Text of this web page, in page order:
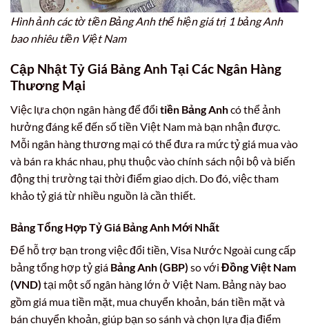
Hình ảnh các tờ tiền Bảng Anh thể hiện giá trị 1 bảng Anh
bao nhiêu tiền Việt Nam
Cập Nhật Tỷ Giá Bảng Anh Tại Các Ngân Hàng
Thương Mại
Việc lựa chọn ngân hàng để đổi tiền Bảng Anhcó thể ảnh
hưởng đáng kể đến số tiền Việt Nam mà bạn nhận được.
Mỗi ngân hàng thương mại có thể đưa ra mức tỷ giá mua vào
và bán ra khác nhau, phụ thuộc vào chính sách nội bộ và biến
động thị trường tại thời điểm giao dịch. Do đó, việc tham
khảo tỷ giá từ nhiều nguồn là cần thiết.
Bảng Tổng Hợp Tỷ Giá Bảng Anh Mới Nhất
Để hỗ trợ bạn trong việc đổi tiền, Visa Nước Ngoài cung cấp
bảng tổng hợp tỷ giá Bảng Anh (GBP) so với Đồng Việt Nam
(VND) tại một số ngân hàng lớn ở Việt Nam. Bảng này bao
gồm giá mua tiền mặt, mua chuyển khoản, bán tiền mặt và
bán chuyển khoản, giúp bạn so sánh và chọn lựa địa điểm